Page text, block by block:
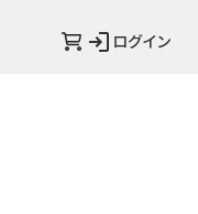
ログイン